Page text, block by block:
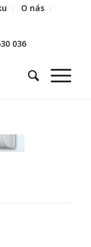
O nás
036